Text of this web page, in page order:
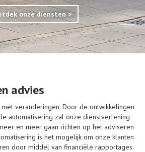
onze diensten >
advies
veranderingen. Door de ontwikkelingen
automatisering zal onze dienstverlening
en meer gaan richten op het adviseren
is het mogelijk om onze klanten
door middel van financiële rapportages.